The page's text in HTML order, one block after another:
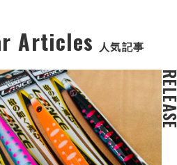
Articles 人気記事
RELEASE